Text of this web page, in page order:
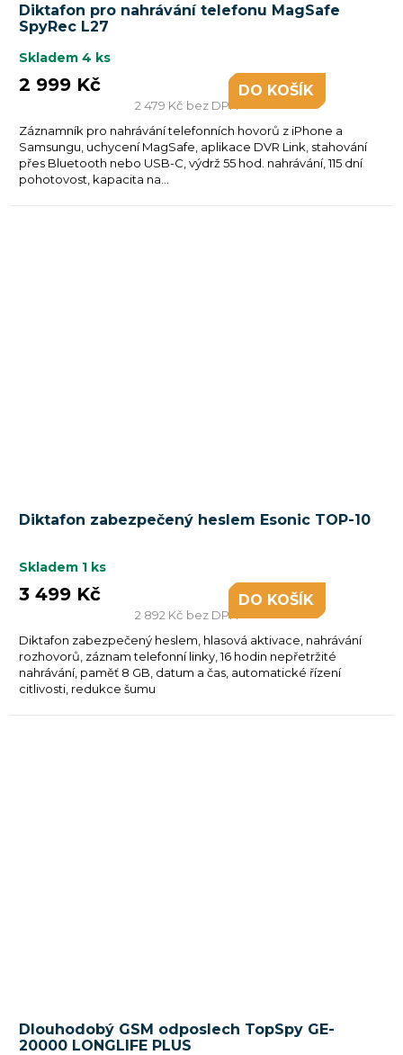
Diktafon pro nahrávání telefonu MagSafe
SpyRec L27
hodnocení
produktu
je
4,0
hvězdiček.
Skladem 4 ks
2 479 Kč bez DPH
2 999 Kč DO KOŠÍKU
Záznamník pro nahrávání telefonních hovorů z iPhone a
Samsungu, uchycení MagSafe, aplikace DVR Link, stahování
přes Bluetooth nebo USB-C, výdrž 55 hod. nahrávání, 115 dní
pohotovost, kapacita na...
Diktafon zabezpečený heslem Esonic TOP-10
Skladem 1 ks
2 892 Kč bez DPH
3 499 Kč DO KOŠÍKU
Diktafon zabezpečený heslem, hlasová aktivace, nahrávání
rozhovorů, záznam telefonní linky, 16 hodin nepřetržité
nahrávání, paměť 8 GB, datum a čas, automatické řízení
citlivosti, redukce šumu
Dlouhodobý GSM odposlech TopSpy GE-
20000 LONGLIFE PLUS